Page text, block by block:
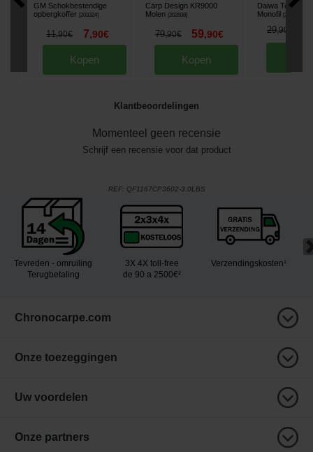
GM Schokbestendige
opbergkoffer [203324]
11,90€ 7,90€
Kopen
Carp Design KR9000
Molen [202608]
79,90€ 59,90€
Kopen
Daiwa
Monofil [206443A
29,90
Klantbeoordelingen
Momenteel geen recensie
Schrijf een recensie voor dat product
REF: QF1167CP3602-3.0LBS
Tevreden - omruiling
Terugbetaling
3X 4X toll-free
de 90 a 2500€²
Verzendingskosten¹
Chronocarpe.com
Onze toezeggingen
Uw voordelen
Onze partners